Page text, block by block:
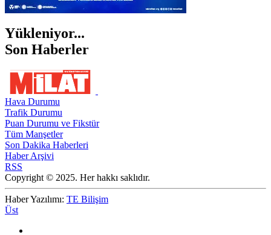
Yükleniyor...
Son Haberler
Hava Durumu
Trafik Durumu
Puan Durumu ve Fikstür
Tüm Manşetler
Son Dakika Haberleri
Haber Arşivi
RSS
Copyright © 2025. Her hakkı saklıdır.
Haber Yazılımı: TE Bilişim
Üst